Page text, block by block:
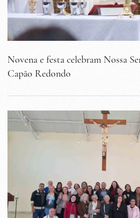
Novena e festa celebram Nossa
Capão Redondo